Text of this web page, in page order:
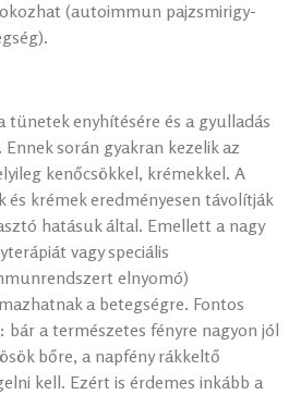
(autoimmun pajzsmirigy-
tünetek enyhítésére és a gyulladás
során gyakran kezelik az
kenőcsökkel, krémekkel. A
és krémek eredményesen távolítják
hatásuk által. Emellett a nagy
vagy speciális
elnyomó)
a betegségre. Fontos
a természetes fényre nagyon jól
bőre, a napfény rákkeltő
kell. Ezért is érdemes inkább a